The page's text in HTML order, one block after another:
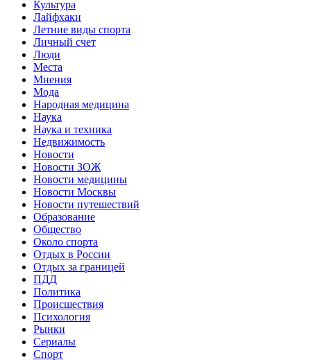
Культура
Лайфхаки
Летние виды спорта
Личный счет
Люди
Места
Мнения
Мода
Народная медицина
Наука
Наука и техника
Недвижимость
Новости
Новости ЗОЖ
Новости медицины
Новости Москвы
Новости путешествий
Образование
Общество
Около спорта
Отдых в России
Отдых за границей
ПДД
Политика
Происшествия
Психология
Рынки
Сериалы
Спорт